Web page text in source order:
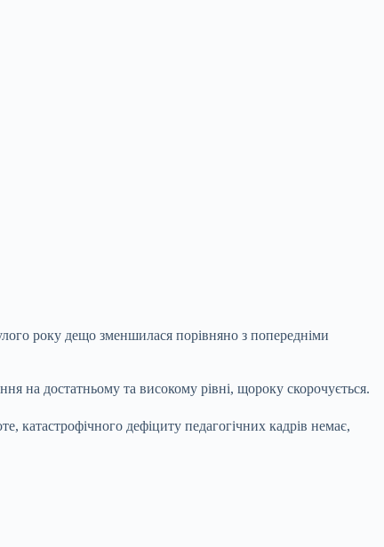
року дещо зменшилася порівняно з попередніми
на достатньому та високому рівні, щороку скорочується.
катастрофічного дефіциту педагогічних кадрів немає,